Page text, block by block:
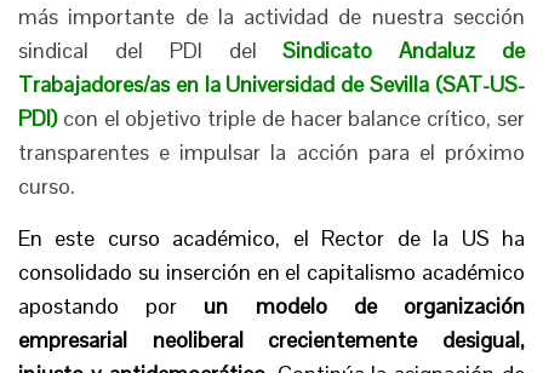
más importante de la actividad de nuestra sección
sindical del PDI delSindicato Andaluz de
Trabajadores/as en la Universidad de Sevilla (SAT-US-
PDI)con el objetivo triple de hacer balance crítico, ser
transparentes e impulsar la acción para el próximo
curso.
En este curso académico, el Rector de la US ha
consolidado su inserción en el capitalismo académico
apostando por un modelo de organización
empresarial neoliberal crecientemente desigual,